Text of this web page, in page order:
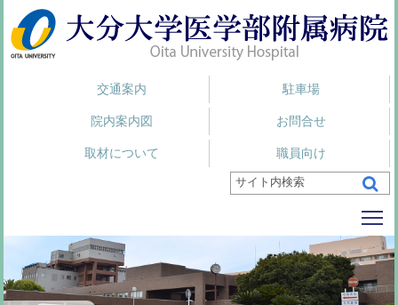
交通案内 駐車場
院内案内図 お問合せ
取材について 職員向け